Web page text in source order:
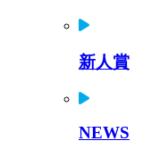
新人賞
NEWS